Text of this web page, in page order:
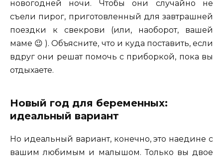
новогодней ночи. Чтобы они случайно не
съели пирог, приготовленный для завтрашней
поездки к свекрови (или, наоборот, вашей
маме 😉 ). Объясните, что и куда поставить, если
вдруг они решат помочь с приборкой, пока вы
отдыхаете.
Новый год для беременных:
идеальный вариант
Но идеальный вариант, конечно, это наедине с
вашим любимым и малышом. Только вы двое